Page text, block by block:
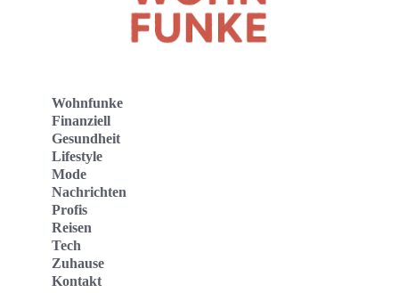
Wohnfunke
Finanziell
Gesundheit
Lifestyle
Mode
Nachrichten
Profis
Reisen
Tech
Zuhause
Kontakt